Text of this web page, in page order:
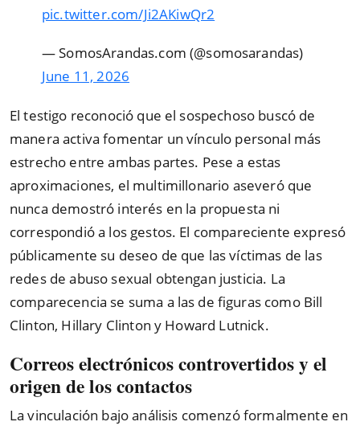
pic.twitter.com/Ji2AKiwQr2
— SomosArandas.com (@somosarandas)
June 11, 2026
El testigo reconoció que el sospechoso buscó de
manera activa fomentar un vínculo personal más
estrecho entre ambas partes. Pese a estas
aproximaciones, el multimillonario aseveró que
nunca demostró interés en la propuesta ni
correspondió a los gestos. El compareciente expresó
públicamente su deseo de que las víctimas de las
redes de abuso sexual obtengan justicia. La
comparecencia se suma a las de figuras como Bill
Clinton, Hillary Clinton y Howard Lutnick.
Correos electrónicos controvertidos y el
origen de los contactos
La vinculación bajo análisis comenzó formalmente en